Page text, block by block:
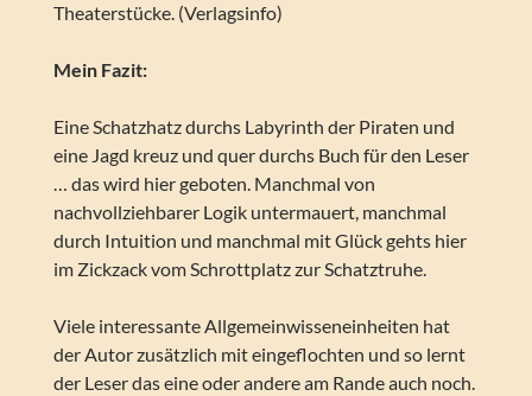
Theaterstücke. (Verlagsinfo)
Mein Fazit:
Eine Schatzhatz durchs Labyrinth der Piraten und
eine Jagd kreuz und quer durchs Buch für den Leser
… das wird hier geboten. Manchmal von
nachvollziehbarer Logik untermauert, manchmal
durch Intuition und manchmal mit Glück gehts hier
im Zickzack vom Schrottplatz zur Schatztruhe.
Viele interessante Allgemeinwisseneinheiten hat
der Autor zusätzlich mit eingeflochten und so lernt
der Leser das eine oder andere am Rande auch noch.